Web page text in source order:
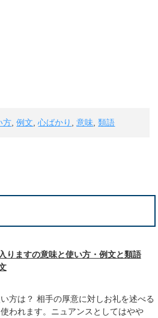
方 ,例文 ,心ばかり ,意味 ,類語
りますの意味と使い方・例文と類語
方は？ 相手の厚意に対しお礼を述べる
われます。ニュアンスとしてはやや